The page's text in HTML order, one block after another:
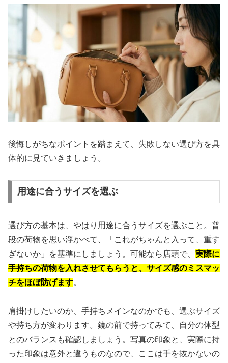
後悔しがちなポイントを踏まえて、失敗しない選び方を具
体的に見ていきましょう。
用途に合うサイズを選ぶ
選び方の基本は、やはり用途に合うサイズを選ぶこと。普
段の荷物を思い浮かべて、「これがちゃんと入って、重す
ぎないか」を基準にしましょう。可能なら店頭で、 実際に
手持ちの荷物を入れさせてもらうと、サイズ感のミスマッ
チをほぼ防げます。
肩掛けしたいのか、手持ちメインなのかでも、選ぶサイズ
や持ち方が変わります。鏡の前で持ってみて、自分の体型
とのバランスも確認しましょう。写真の印象と、実際に持
った印象は意外と違うものなので、ここは手を抜かないの